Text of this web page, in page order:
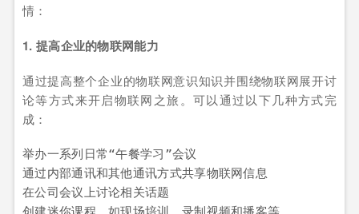
情：
1. 提高企业的物联网能力
通过提高整个企业的物联网意识知识并围绕物联网展开讨
论等方式来开启物联网之旅。可以通过以下几种方式完
成：
举办一系列日常“午餐学习”会议
通过内部通讯和其他通讯方式共享物联网信息
在公司会议上讨论相关话题